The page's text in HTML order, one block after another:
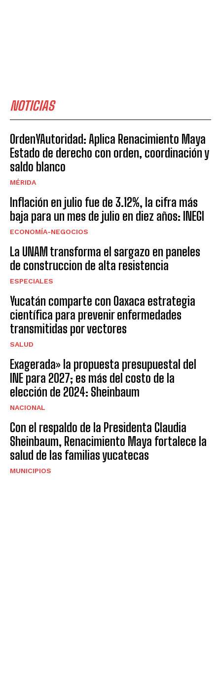
NOTICIAS
OrdenYAutoridad: Aplica Renacimiento Maya
Estado de derecho con orden, coordinación y
saldo blanco
MÉRIDA
Inflación en julio fue de 3.12%, la cifra más
baja para un mes de julio en diez años: INEGI
ECONOMÍA-NEGOCIOS
La UNAM transforma el sargazo en paneles
de construccion de alta resistencia
ESPECIALES
Yucatán comparte con Oaxaca estrategia
científica para prevenir enfermedades
transmitidas por vectores
SALUD
Exagerada» la propuesta presupuestal del
INE para 2027; es más del costo de la
elección de 2024: Sheinbaum
NACIONAL
Con el respaldo de la Presidenta Claudia
Sheinbaum, Renacimiento Maya fortalece la
salud de las familias yucatecas
MUNICIPIOS